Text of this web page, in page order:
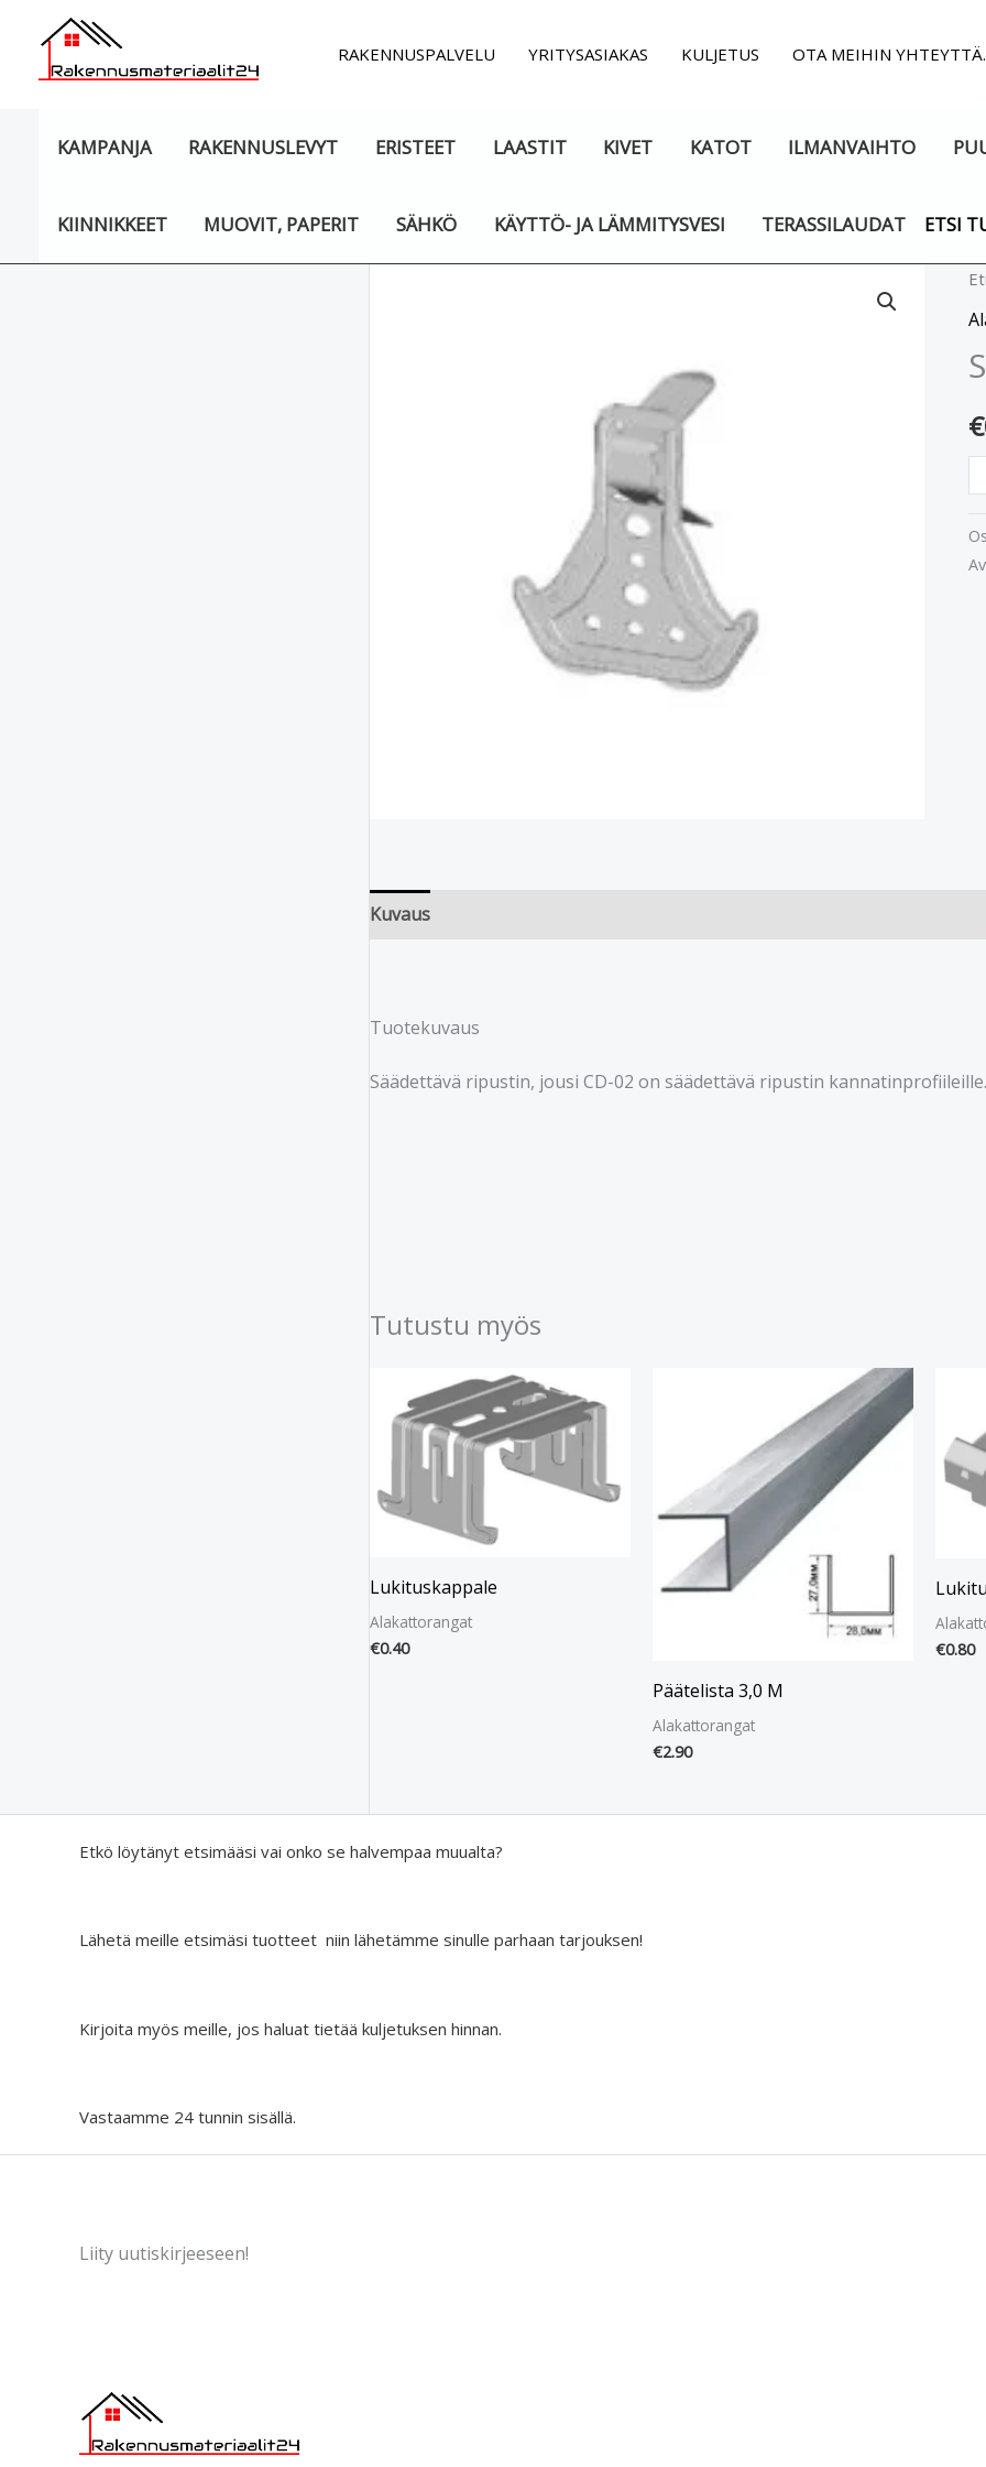
sisältöön
RAKENNUSPALVELU YRITYSASIAKAS KULJETUS OTA MEIHIN YHTEYTTÄ.
KAMPANJA RAKENNUSLEVYT ERISTEET LAASTIT KIVET KATOT ILMANVAIHTO
KIINNIKKEET MUOVIT, PAPERIT SÄHKÖ KÄYTTÖ- JA LÄMMITYSVESI TERASSILAUDAT ETSI
€
Kuvaus
Tuotekuvaus
Säädettävä ripustin, jousi CD-02 on säädettävä ripustin
Tutustu myös
Lukituskappale
Alakattorangat
€0.40
Päätelista 3,0 M
Alakattorangat
€2.90
€0.80
Etkö löytänyt etsimääsi vai onko se halvempaa muualta?
Lähetä meille etsimäsi tuotteet niin lähetämme sinulle parhaan tarjouksen!
Kirjoita myös meille, jos haluat tietää kuljetuksen hinnan.
Vastaamme 24 tunnin sisällä.
Liity uutiskirjeeseen!